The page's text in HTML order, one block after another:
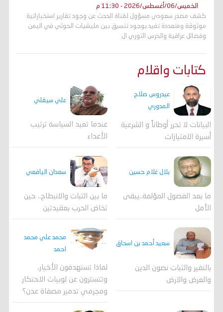
الخميس/06/أغسطس/2026 - 11:30 م
كشف مصدر سعودي مسؤول لقناة الحدث عن وجود تقارير استخباراتية
موثوقة ومتعددة تفيد بوجود تنسيق بين مليشيات الحوثي في اليمن
وفصائل عراقية والحرس الثوري ال
كتابات واقلام
عيدروس صلاح
المدوري
البيانات لا تحرر أوطاناً و الشرعية
أسيرة الامتيازات
علي سيقلي
عندما تعيد السياسة ترتيب
الأعداء
بلال غلام حسين
ما بعد الفصول المؤلمة..يبقى
الأمل
سعدان اليافعي
ما بين الثبات والانبطاح.. حين
تخاض الحرب بعقيدتين
سعيد أحمد بن اسحاق
بالنفير والثبات نصون الدين
والعرض والارض
محمد علي محمد
احمد
لماذا تستهدفون الأخيار،
وتتسترون عن لوبيات الاحتكار
ومجرمي تدمير مصفاة عدن؟